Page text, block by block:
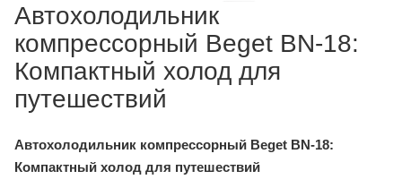
Автохолодильник
компрессорный Beget BN-18:
Компактный холод для
путешествий
Автохолодильник компрессорный Beget BN-18:
Компактный холод для путешествий